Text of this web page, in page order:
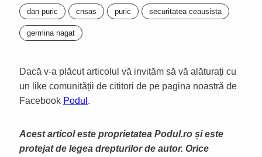
dan puric cnsas puric securitatea ceausista
germina nagat
Dacă v-a plăcut articolul vă invităm să vă alăturați cu
un like comunității de cititori de pe pagina noastră de
Facebook Podul .
Acest articol este proprietatea Podul.ro și este
protejat de legea drepturilor de autor. Orice